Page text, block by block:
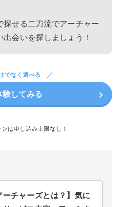
探せる二刀流でアーチャー
出会いを探しましょう！
でなく選べる
験してみる
は申し込み上限なし！
ーチャーズとは？】気に